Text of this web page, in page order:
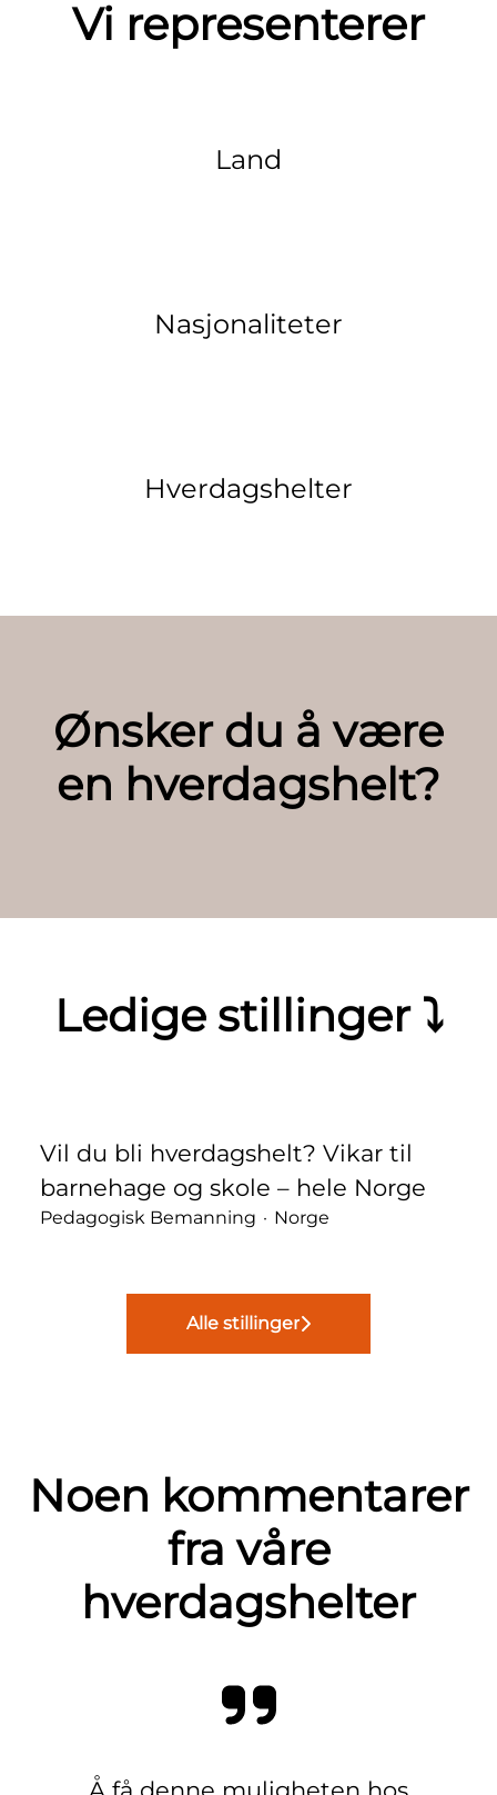
Vi representerer
Land
Nasjonaliteter
Hverdagshelter
Ønsker du å være
en hverdagshelt?
Ledige stillinger ⤵
Vil du bli hverdagshelt? Vikar til
barnehage og skole – hele Norge
Pedagogisk Bemanning · Norge
Alle stillinger
Noen kommentarer
fra våre
hverdagshelter